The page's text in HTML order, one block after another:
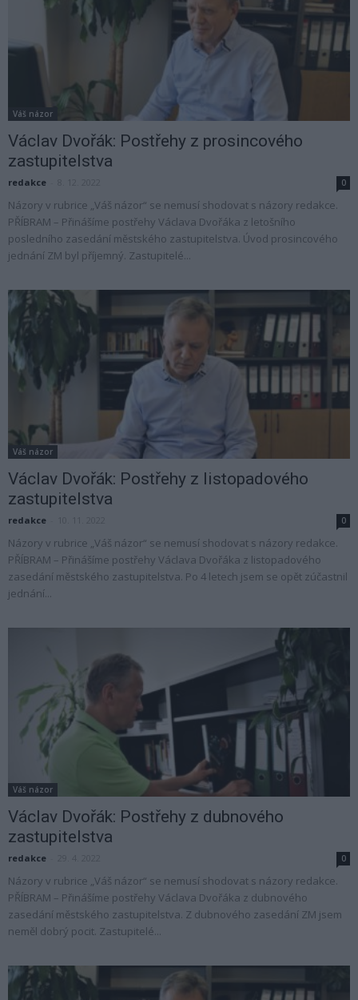
Váš názor
Václav Dvořák: Postřehy z prosincového
zastupitelstva
redakce 0
Názory v rubrice „Váš názor“ se nemusí shodovat s názory redakce.
PŘÍBRAM – Přinášíme postřehy Václava Dvořáka z letošního
posledního zasedání městského zastupitelstva. Úvod prosincového
jednání ZM byl příjemný. Zastupitelé...
Váš názor
Václav Dvořák: Postřehy z listopadového
zastupitelstva
redakce 0
Názory v rubrice „Váš názor“ se nemusí shodovat s názory redakce.
PŘÍBRAM – Přinášíme postřehy Václava Dvořáka z listopadového
zasedání městského zastupitelstva. Po 4 letech jsem se opět zúčastnil
jednání...
Váš názor
Václav Dvořák: Postřehy z dubnového
zastupitelstva
redakce 0
Názory v rubrice „Váš názor“ se nemusí shodovat s názory redakce.
PŘÍBRAM – Přinášíme postřehy Václava Dvořáka z dubnového
zasedání městského zastupitelstva. Z dubnového zasedání ZM jsem
neměl dobrý pocit. Zastupitelé...